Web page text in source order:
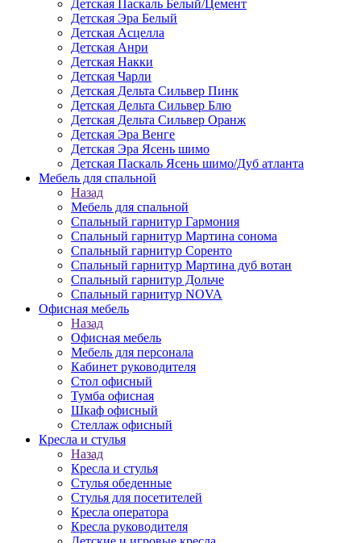
Детская Паскаль Белый/Цемент
Детская Эра Белый
Детская Асцелла
Детская Анри
Детская Накки
Детская Чарли
Детская Дельта Сильвер Пинк
Детская Дельта Сильвер Блю
Детская Дельта Сильвер Оранж
Детская Эра Венге
Детская Эра Ясень шимо
Детская Паскаль Ясень шимо/Дуб атланта
Мебель для спальной
Назад
Мебель для спальной
Спальный гарнитур Гармония
Спальный гарнитур Мартина сонома
Спальный гарнитур Соренто
Спальный гарнитур Мартина дуб вотан
Спальный гарнитур Дольче
Спальный гарнитур NOVA
Офисная мебель
Назад
Офисная мебель
Мебель для персонала
Кабинет руководителя
Стол офисный
Тумба офисная
Шкаф офисный
Стеллаж офисный
Кресла и стулья
Назад
Кресла и стулья
Стулья обеденные
Стулья для посетителей
Кресла оператора
Кресла руководителя